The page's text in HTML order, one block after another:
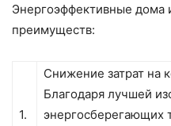
Энергоэффективные
преимуществ:
1.
Снижение затрат на
Благодаря лучшей
энергосберегающих